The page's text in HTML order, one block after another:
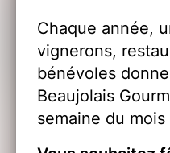
Chaque année,
vignerons,
bénévoles
Beaujolais
semaine du